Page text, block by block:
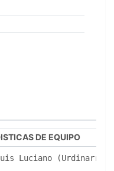
DE EQUIPO
Luciano